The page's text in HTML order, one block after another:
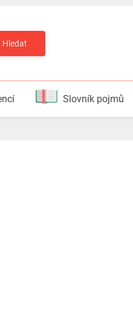
Hledat
Slovník pojmů